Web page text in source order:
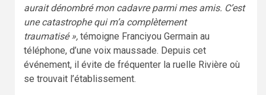
aurait dénombré mon cadavre parmi mes amis. C’est
une catastrophe qui m’a complètement
traumatisé », témoigne Franciyou Germain au
téléphone, d’une voix maussade. Depuis cet
événement, il évite de fréquenter la ruelle Rivière où
se trouvait l’établissement.